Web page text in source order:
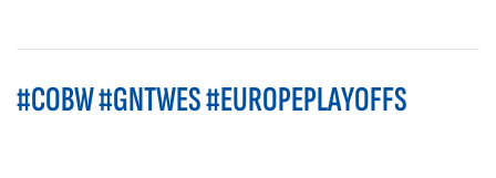
#COBW #GNTWES #EUROPEPLAYOFFS